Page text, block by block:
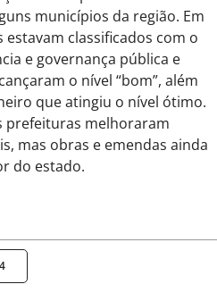
municípios da região. Em
classificados com o
e governança pública e
o nível “bom”, além
que atingiu o nível ótimo.
prefeituras melhoraram
mas obras e emendas ainda
do estado.